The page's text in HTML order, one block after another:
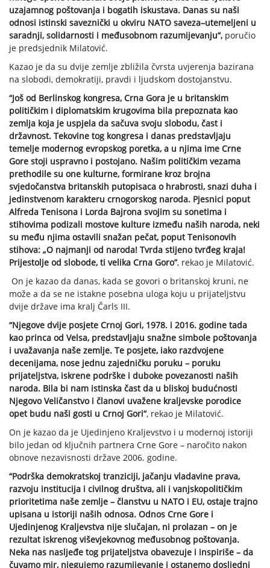
uzajamnog poštovanja i bogatih iskustava. Danas su naši
odnosi istinski saveznički u okviru NATO saveza–utemeljeni u
saradnji, solidarnosti i međusobnom razumijevanju“, poručio
je predsjednik Milatović.
Kazao je da su dvije zemlje zbližila čvrsta uvjerenja bazirana
na slobodi, demokratiji, pravdi i ljudskom dostojanstvu.
“Još od Berlinskog kongresa, Crna Gora je u britanskim
političkim i diplomatskim krugovima bila prepoznata kao
zemlja koja je uspjela da sačuva svoju slobodu, čast i
državnost. Tekovine tog kongresa i danas predstavljaju
temelje modernog evropskog poretka, a u njima ime Crne
Gore stoji uspravno i postojano. Našim političkim vezama
prethodile su one kulturne, formirane kroz brojna
svjedočanstva britanskih putopisaca o hrabrosti, snazi duha i
jedinstvenom karakteru crnogorskog naroda. Pjesnici poput
Alfreda Tenisona i Lorda Bajrona svojim su sonetima i
stihovima podizali mostove kulture između naših naroda, neki
su među njima ostavili snažan pečat, poput Tenisonovih
stihova: „O najmanji od naroda! Tvrda stijeno tvrđeg kraja!
Prijestolje od slobode, ti velika Crna Goro”, rekao je Milatović.
On je kazao da danas, kada se govori o britanskoj kruni, ne
može a da se ne istakne posebna uloga koju u prijateljstvu
dvije države ima kralj Čarls III.
“Njegove dvije posjete Crnoj Gori, 1978. i 2016. godine tada
kao princa od Velsa, predstavljaju snažne simbole poštovanja
i uvažavanja naše zemlje. Te posjete, iako razdvojene
decenijama, nose jednu zajedničku poruku – poruku
prijateljstva, iskrene podrške i duboke povezanosti naših
naroda. Bila bi nam istinska čast da u bliskoj budućnosti
Njegovo Veličanstvo i članovi uvažene kraljevske porodice
opet budu naši gosti u Crnoj Gori“, rekao je Milatović.
On je kazao da je Ujedinjeno Kraljevstvo i u modernoj istoriji
bilo jedan od ključnih partnera Crne Gore – naročito nakon
obnove nezavisnosti države 2006. godine.
“Podrška demokratskoj tranziciji, jačanju vladavine prava,
razvoju institucija i civilnog društva, ali i vanjskopolitičkim
prioritetima naše zemlje – članstvu u NATO i EU, ostaje trajno
upisana u istoriji naših odnosa. Odnos Crne Gore i
Ujedinjenog Kraljevstva nije slučajan, ni prolazan – on je
rezultat iskrenog viševjekovnog međusobnog poštovanja.
Neka nas nasljeđe tog prijateljstva obavezuje i inspiriše – da
čuvamo mir, njegujemo razumijevanje i ostanemo dosljedni